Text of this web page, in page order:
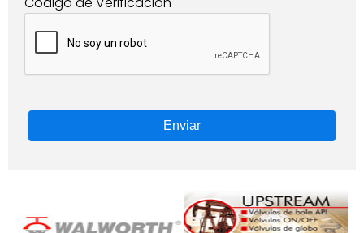
Enviar